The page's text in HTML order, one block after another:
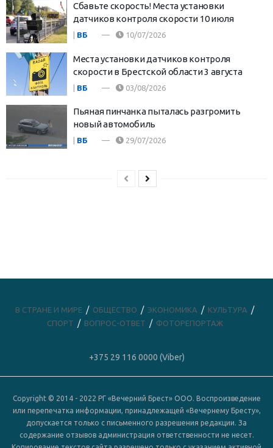
Сбавьте скорость! Места установки
датчиков контроля скорости 10 июля
ВБ 10/07/2026
Места установки датчиков контроля
скорости в Брестской области 3 августа
| ВБ 03/08/2026
Пьяная пинчанка пыталась разгромить
новый автомобиль
ВБ 29/07/2026
В СТРАНЕ И МИРЕ ОБЩЕСТВО ЭКОНОМИКА
КУЛЬТУРА
СПОРТ
ВОПРОС-ОТВЕТ ФОТОРЕПОРТАЖ
+375 29 116 0000 (Viber)
Copyright © 2014 - 2022 РГ «Вечерний Брест» ООО. Воспроизведение
или перепечатка информации, принадлежащей «Вечернему Бресту»,
допускается только с письменного разрешения редакции. За
содержание отзывов администрация ответственности не несет.